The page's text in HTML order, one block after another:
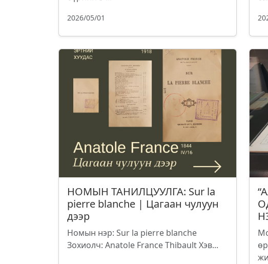
2026/05/01
НОМЫН ТАНИЛЦУУЛГА: Sur la
pierre blanche | Цагаан чулуун
дээр
Номын нэр: Sur la pierre blanche
Зохиолч: Anatole France Thibault Хэв...